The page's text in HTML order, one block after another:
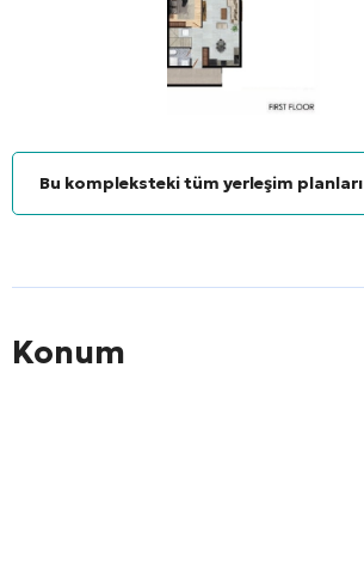
Bu kompleksteki tüm yerleşim planları
Konum